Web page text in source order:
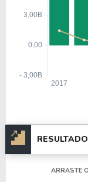
ARRASTE